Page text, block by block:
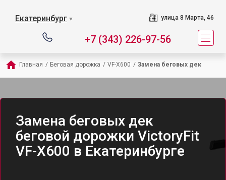
Екатеринбург ▼ улица 8 Марта, 46
+7 (343) 226-97-56
Главная / Беговая дорожка / VF-X600 / Замена беговых дек
Замена беговых дек
беговой дорожки VictoryFit
VF-X600 в Екатеринбурге